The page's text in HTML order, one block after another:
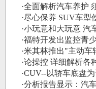
·全面解析汽车养护
·尽心保养 SUV车型
·小玩意和大玩意 汽
·福特开发出监控青
·米其林推出"主动车
·论操控 详细解析各
·CUV--以轿车底盘
·分析报告显示：汽